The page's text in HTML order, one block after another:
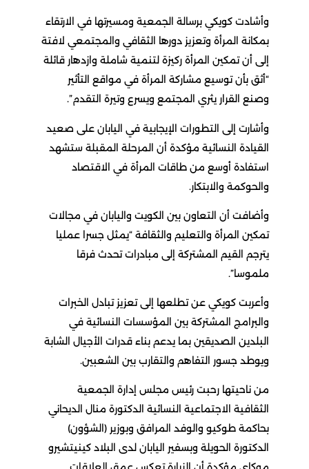
وأشادت كويكي برسالة الجمعية ومسيرتها في الارتقاء
بمكانة المرأة وتعزيز دورها الثقافي والمجتمعي لافتة
إلى أن تمكين المرأة ركيزة لتنمية شاملة وازدهار قائلة
“أثق بأن توسيع مشاركة المرأة في مواقع التأثير
وصنع القرار يثري المجتمع ويسرع وتيرة التقدم”.
وأشارت إلى التطورات الإيجابية في اليابان على صعيد
القيادة النسائية مؤكدة أن المرحلة المقبلة ستشهد
استفادة أوسع من طاقات المرأة في الاقتصاد
والحوكمة والابتكار.
وأضافت أن التعاون بين الكويت واليابان في مجالات
تمكين المرأة والتعليم والثقافة “يمثل جسرا عمليا
يترجم القيم المشتركة إلى مبادرات تحدث فرقا
ملموسا”.
وأعربت كويكي عن تطلعها إلى تعزيز تبادل الخبرات
والبرامج المشتركة بين المؤسسات النسائية في
البلدين الصديقين بما يدعم بناء قدرات الأجيال الشابة
ويوطد جسور التفاهم والتقارب بين الشعبين.
من ناحيتها رحبت رئيس مجلس إدارة الجمعية
الثقافية الاجتماعية النسائية الدكتورة منال الديحاني
بحاكمة طوكيو والوفد المرافق وبوزير (الشؤون)
الدكتورة الحويلة وبسفير اليابان لدى البلاد كينيتشيرو